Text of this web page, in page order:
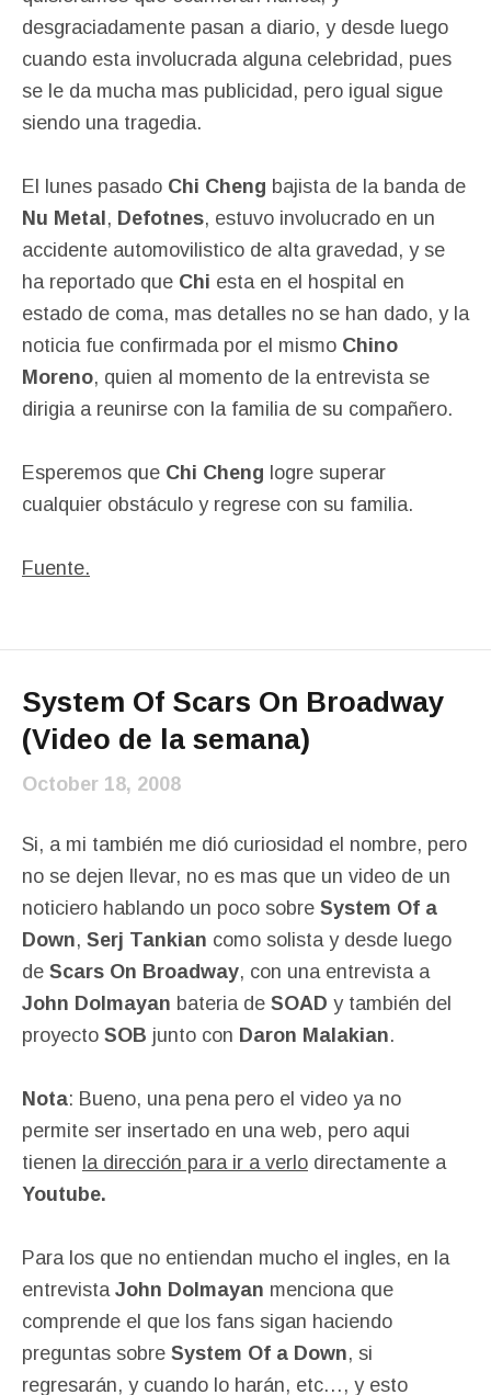
desgraciadamente pasan a diario, y desde luego
cuando esta involucrada alguna celebridad, pues
se le da mucha mas publicidad, pero igual sigue
siendo una tragedia.
El lunes pasado Chi Cheng bajista de la banda de
Nu Metal , Defotnes, estuvo involucrado en un
accidente automovilistico de alta gravedad, y se
ha reportado que Chi esta en el hospital en
estado de coma, mas detalles no se han dado, y la
noticia fue confirmada por el mismo Chino
Moreno, quien al momento de la entrevista se
dirigia a reunirse con la familia de su compañero.
Esperemos que Chi Cheng logre superar
cualquier obstáculo y regrese con su familia.
Fuente.
System Of Scars On Broadway
(Video de la semana)
October 18, 2008
Si, a mi también me dió curiosidad el nombre, pero
no se dejen llevar, no es mas que un video de un
noticiero hablando un poco sobre System Of a
Down, Serj Tankian como solista y desde luego
de Scars On Broadway, con una entrevista a
John Dolmayan bateria de SOAD y también del
proyecto SOB junto con Daron Malakian.
Nota: Bueno, una pena pero el video ya no
permite ser insertado en una web, pero aqui
tienen la dirección para ir a verlo directamente a
Youtube.
Para los que no entiendan mucho el ingles, en la
entrevista John Dolmayan menciona que
comprende el que los fans sigan haciendo
preguntas sobre System Of a Down, si
regresarán, y cuando lo harán, etc…, y esto